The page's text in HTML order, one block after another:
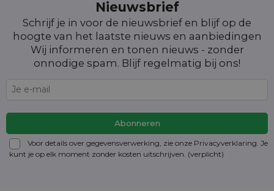
Nieuwsbrief
Schrijf je in voor de nieuwsbrief en blijf op de
hoogte van het laatste nieuws en aanbiedingen
Wij informeren en tonen nieuws - zonder
onnodige spam. Blijf regelmatig bij ons!
Voor details over gegevensverwerking, zie onze Privacyverklaring. Je
kunt je op elk moment zonder kosten uitschrijven. (verplicht)